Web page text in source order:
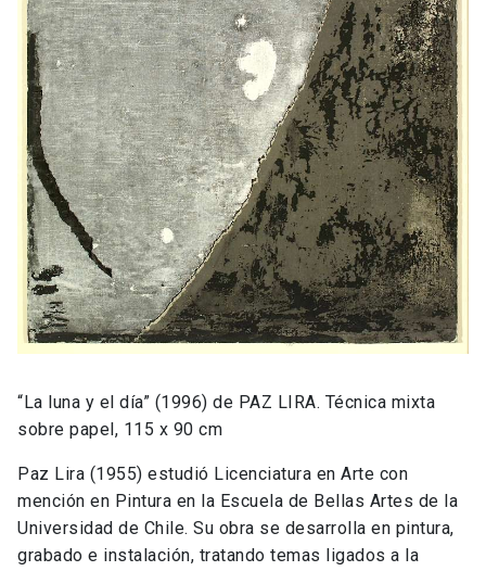
“La luna y el día” (1996) de PAZ LIRA. Técnica mixta
sobre papel, 115 x 90 cm
Paz Lira (1955) estudió Licenciatura en Arte con
mención en Pintura en la Escuela de Bellas Artes de la
Universidad de Chile. Su obra se desarrolla en pintura,
grabado e instalación, tratando temas ligados a la